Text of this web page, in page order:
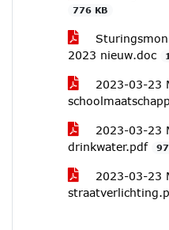
776 KB
2023 nieuw.doc
2023-03-23
2023-03-23
drinkwater.pdf
2023-03-23